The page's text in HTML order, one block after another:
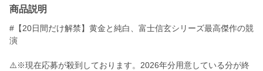
商品説明
#【20日間だけ解禁】黄金と純白、富士信玄シリーズ最高傑作の競
演
⚠️※現在応募が殺到しております。2026年分用意している分が終